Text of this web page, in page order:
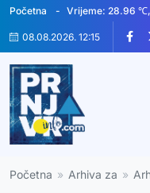
Početna Vrijeme: 28.96 ℃,
08.08.2026. 12:15
Početna » Arhiva za »